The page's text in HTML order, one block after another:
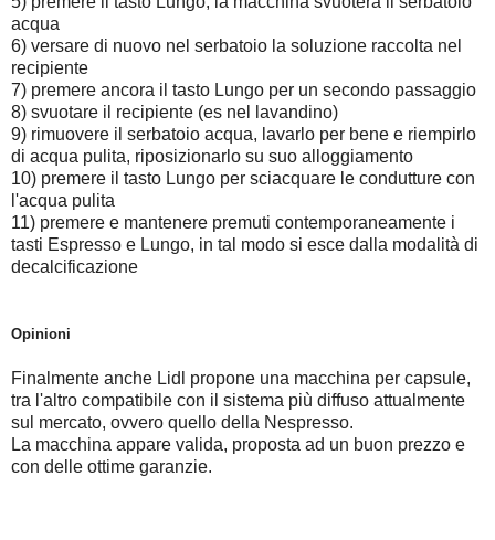
acqua
6) versare di nuovo nel serbatoio la soluzione raccolta nel
recipiente
7) premere ancora il tasto Lungo per un secondo passaggio
8) svuotare il recipiente (es nel lavandino)
9) rimuovere il serbatoio acqua, lavarlo per bene e riempirlo
di acqua pulita, riposizionarlo su suo alloggiamento
10) premere il tasto Lungo per sciacquare le condutture con
l'acqua pulita
11) premere e mantenere premuti contemporaneamente i
tasti Espresso e Lungo, in tal modo si esce dalla modalità di
decalcificazione
Opinioni
Finalmente anche Lidl propone una macchina per capsule,
tra l'altro compatibile con il sistema più diffuso attualmente
sul mercato, ovvero quello della Nespresso.
La macchina appare valida, proposta ad un buon prezzo e
con delle ottime garanzie.